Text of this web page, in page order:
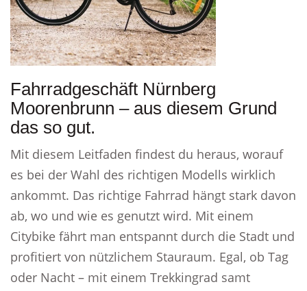
Fahrradgeschäft Nürnberg
Moorenbrunn – aus diesem Grund
das so gut.
Mit diesem Leitfaden findest du heraus, worauf
es bei der Wahl des richtigen Modells wirklich
ankommt. Das richtige Fahrrad hängt stark davon
ab, wo und wie es genutzt wird. Mit einem
Citybike fährt man entspannt durch die Stadt und
profitiert von nützlichem Stauraum. Egal, ob Tag
oder Nacht – mit einem Trekkingrad samt